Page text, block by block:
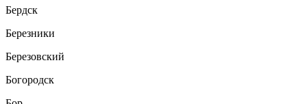
Бердск
Березники
Березовский
Богородск